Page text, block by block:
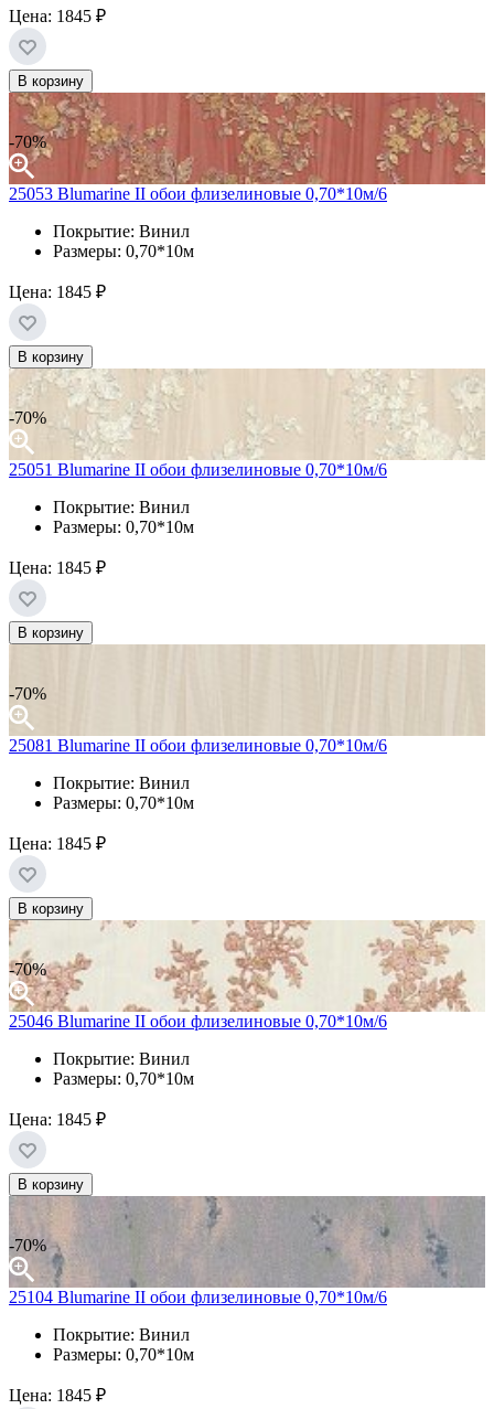
Цена: 1845 ₽
В корзину
-70%
25053 Blumarine II обои флизелиновые 0,70*10м/6
Покрытие: Винил
Размеры: 0,70*10м
Цена: 1845 ₽
В корзину
-70%
25051 Blumarine II обои флизелиновые 0,70*10м/6
Покрытие: Винил
Размеры: 0,70*10м
Цена: 1845 ₽
В корзину
-70%
25081 Blumarine II обои флизелиновые 0,70*10м/6
Покрытие: Винил
Размеры: 0,70*10м
Цена: 1845 ₽
В корзину
-70%
25046 Blumarine II обои флизелиновые 0,70*10м/6
Покрытие: Винил
Размеры: 0,70*10м
Цена: 1845 ₽
В корзину
-70%
25104 Blumarine II обои флизелиновые 0,70*10м/6
Покрытие: Винил
Размеры: 0,70*10м
Цена: 1845 ₽